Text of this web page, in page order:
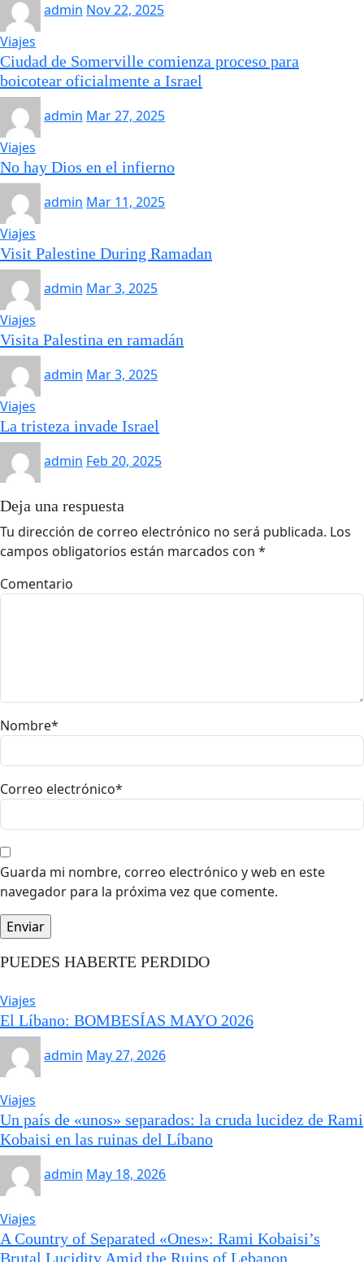
admin Nov 22, 2025
Viajes
Ciudad de Somerville comienza proceso para
boicotear oficialmente a Israel
admin Mar 27, 2025
Viajes
No hay Dios en el infierno
admin Mar 11, 2025
Viajes
Visit Palestine During Ramadan
admin Mar 3, 2025
Viajes
Visita Palestina en ramadán
admin Mar 3, 2025
Viajes
La tristeza invade Israel
admin Feb 20, 2025
Deja una respuesta
Tu dirección de correo electrónico no será publicada. Los
campos obligatorios están marcados con *
Comentario
Nombre*
Correo electrónico*
Guarda mi nombre, correo electrónico y web en este
navegador para la próxima vez que comente.
PUEDES HABERTE PERDIDO
Viajes
El Líbano: BOMBESÍAS MAYO 2026
admin May 27, 2026
Viajes
Un país de «unos» separados: la cruda lucidez de Rami
Kobaisi en las ruinas del Líbano
admin May 18, 2026
Viajes
A Country of Separated «Ones»: Rami Kobaisi’s
Brutal Lucidity Amid the Ruins of Lebanon